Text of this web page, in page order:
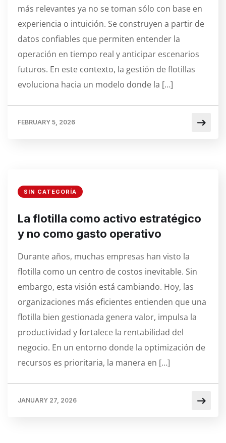
más relevantes ya no se toman sólo con base en
experiencia o intuición. Se construyen a partir de
datos confiables que permiten entender la
operación en tiempo real y anticipar escenarios
futuros. En este contexto, la gestión de flotillas
evoluciona hacia un modelo donde la […]
FEBRUARY 5, 2026
SIN CATEGORÍA
La flotilla como activo estratégico
y no como gasto operativo
Durante años, muchas empresas han visto la
flotilla como un centro de costos inevitable. Sin
embargo, esta visión está cambiando. Hoy, las
organizaciones más eficientes entienden que una
flotilla bien gestionada genera valor, impulsa la
productividad y fortalece la rentabilidad del
negocio. En un entorno donde la optimización de
recursos es prioritaria, la manera en […]
JANUARY 27, 2026